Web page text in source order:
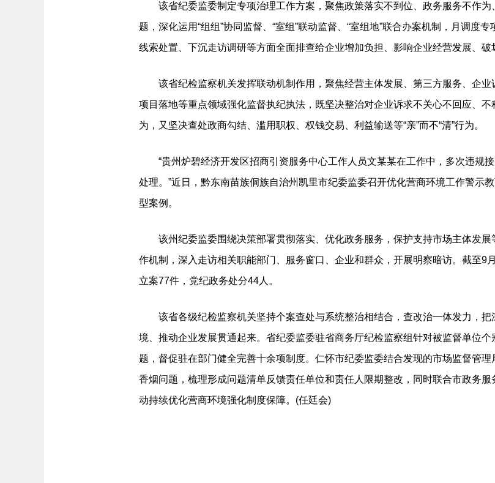
该省纪委监委制定专项治理工作方案，聚焦政策落实不到位、政务服务不作为
题，深化运用“组组”协同监督、“室组”联动监督、“室组地”联合办案机制，月调度
线索处置、下沉走访调研等方面全面排查给企业增加负担、影响企业经营发展、破
该省纪检监察机关发挥联动机制作用，聚焦经营主体发展、第三方服务、企业
项目落地等重点领域强化监督执纪执法，既坚决整治对企业诉求不关心不回应、不
为，又坚决查处政商勾结、滥用职权、权钱交易、利益输送等“亲”而不“清”行为。
“贵州炉碧经济开发区招商引资服务中心工作人员文某某在工作中，多次违规
处理。”近日，黔东南苗族侗族自治州凯里市纪委监委召开优化营商环境工作警示
型案例。
该州纪委监委围绕决策部署贯彻落实、优化政务服务，保护支持市场主体发展
作机制，深入走访相关职能部门、服务窗口、企业和群众，开展明察暗访。截至9
立案77件，党纪政务处分44人。
该省各级纪检监察机关坚持个案查处与系统整治相结合，查改治一体发力，把
境、推动企业发展贯通起来。省纪委监委驻省商务厅纪检监察组针对被监督单位
题，督促驻在部门健全完善十余项制度。仁怀市纪委监委结合发现的市场监督管
香烟问题，梳理形成问题清单反馈责任单位和责任人限期整改，同时联合市政务
动持续优化营商环境强化制度保障。(任廷会)